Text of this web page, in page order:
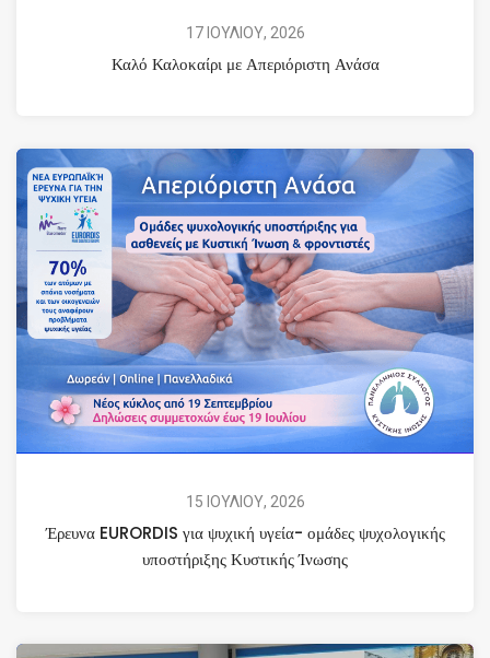
17 ΙΟΥΛΙΟΥ, 2026
Καλό Καλοκαίρι με Απεριόριστη Ανάσα
15 ΙΟΥΛΙΟΥ, 2026
Έρευνα EURORDIS για ψυχική υγεία- ομάδες ψυχολογικής
υποστήριξης Κυστικής Ίνωσης